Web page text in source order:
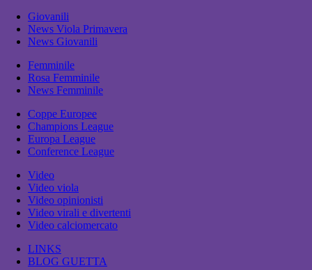
Giovanili
News Viola Primavera
News Giovanili
Femminile
Rosa Femminile
News Femminile
Coppe Europee
Champions League
Europa League
Conference League
Video
Video viola
Video opinionisti
Video virali e divertenti
Video calciomercato
LINKS
BLOG GUETTA